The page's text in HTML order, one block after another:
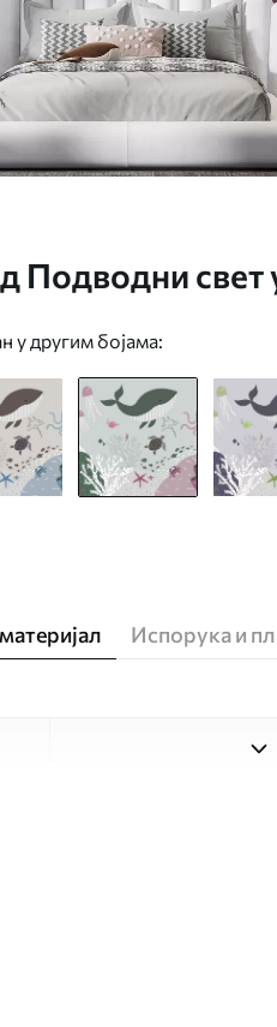
Подводни
у другим бојама:
Испорука и